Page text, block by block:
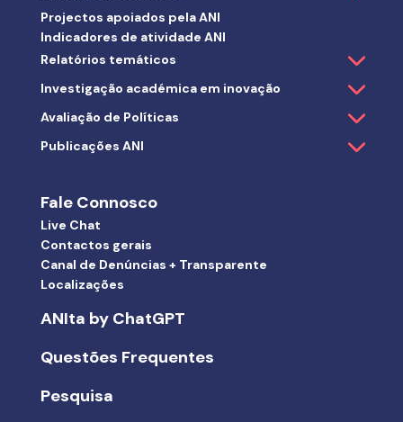
Projectos apoiados pela ANI
Indicadores de atividade ANI
Relatórios temáticos
Investigação académica em inovação
Avaliação de Políticas
Publicações ANI
Fale Connosco
Live Chat
Contactos gerais
Canal de Denúncias + Transparente
Localizações
ANIta by ChatGPT
Questões Frequentes
Pesquisa